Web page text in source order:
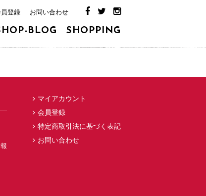
員登録 お問い合わせ
BLOG SHOPPING
マイアカウント
会員登録
特定商取引法に基づく表記
お問い合わせ